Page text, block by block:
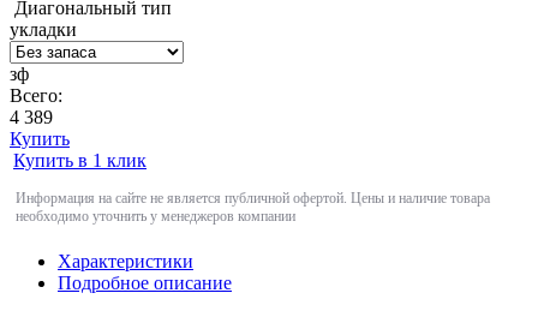
Диагональный тип
укладки
зф
Всего:
4 389
Купить
Купить в 1 клик
Информация на сайте не является публичной офертой. Цены и наличие товара
необходимо уточнить у менеджеров компании
Характеристики
Подробное описание